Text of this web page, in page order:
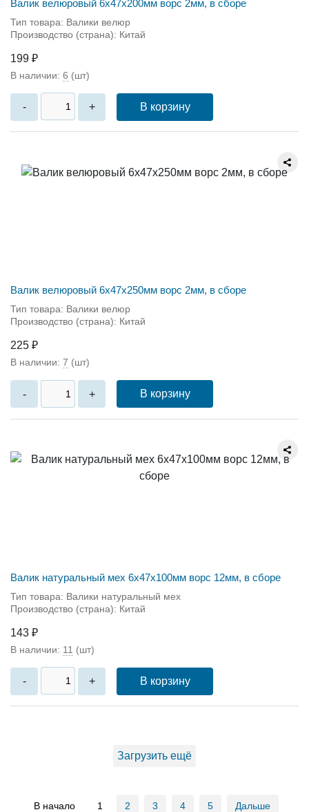
Валик велюровый 6x47x200мм ворс 2мм, в сборе
Тип товара: Валики велюр
Производство (страна): Китай
199 ₽
В наличии: 6 (шт)
- + В корзину
Валик велюровый 6x47x250мм ворс 2мм, в сборе
Тип товара: Валики велюр
Производство (страна): Китай
225 ₽
В наличии: 7 (шт)
- + В корзину
Валик натуральный мех 6x47x100мм ворс 12мм, в сборе
Тип товара: Валики натуральный мех
Производство (страна): Китай
143 ₽
В наличии: 11 (шт)
- + В корзину
Загрузить ещё
В начало 1 2 3 4 5 Дальше